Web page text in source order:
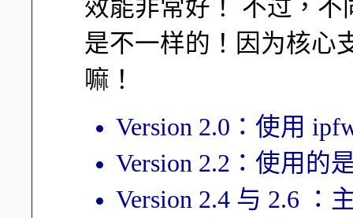
效能非常好！ 不过，
是不一样的！因为核心
嘛！
Version 2.0：使用
Version 2.2：使用的
Version 2.4 与 2.6 ：